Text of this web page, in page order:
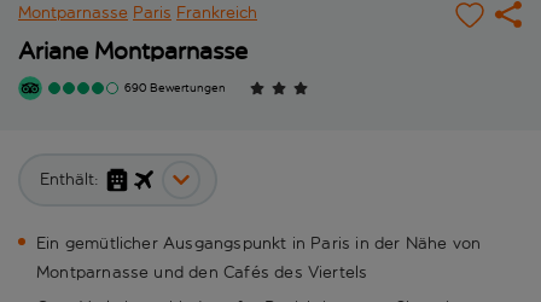
Montparnasse Paris Frankreich
Ariane Montparnasse
690 Bewertungen
Enthält:
Ein gemütlicher Ausgangspunkt in Paris in der Nähe von
Montparnasse und den Cafés des Viertels